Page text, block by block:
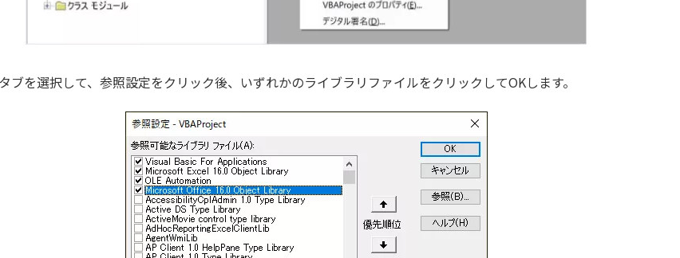
ブを選択して、参照設定をクリック後、いずれかのライブラリファイルをクリックしてOKします。